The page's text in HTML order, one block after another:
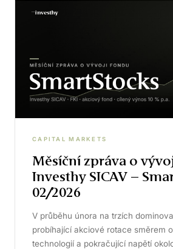
CAPITAL MARKETS
Měsíční zpráva o
Investhy SICAV –
02/2026
V průběhu února na trzích
probíhající akciové rotace směrem
technologií a pokračující napětí